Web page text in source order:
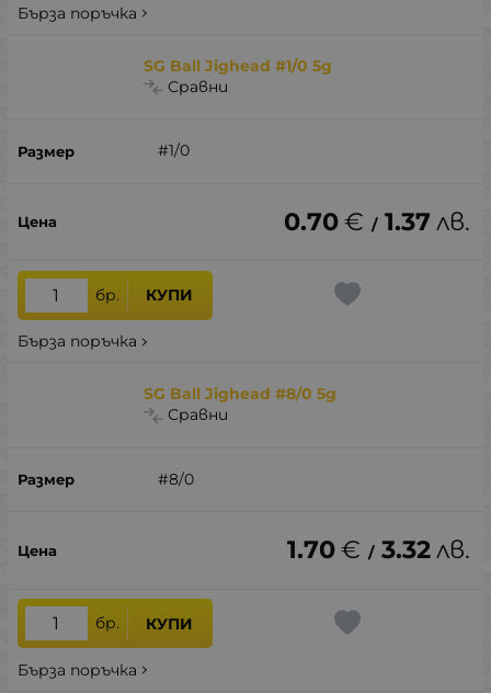
Бърза поръчка
SG Ball Jighead #1/0 5g
Сравни
#1/0
0.70€ / 1.37 лв.
бр. КУПИ
Бърза поръчка
SG Ball Jighead #8/0 5g
Сравни
#8/0
1.70€ / 3.32лв.
бр. КУПИ
Бърза поръчка